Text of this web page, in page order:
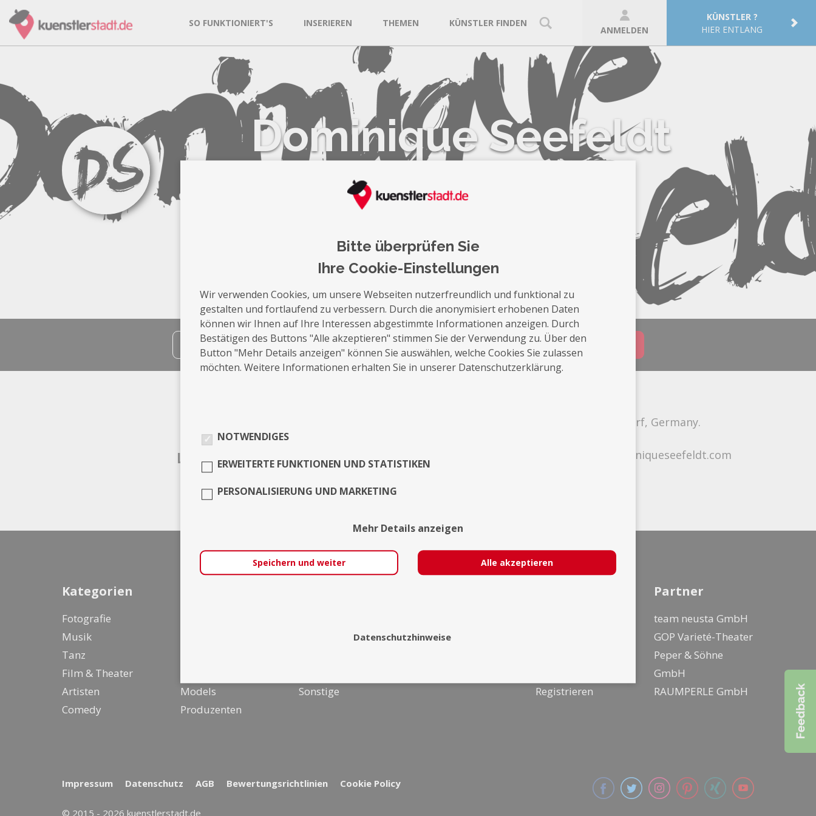
SO FUNKTIONIERT'S INSERIEREN THEMEN KÜNSTLER FINDEN
ANMELDEN
KÜNSTLER ?
HIER ENTLANG
Dominique Seefeldt
Photography
teilen auf die Merkliste Nachricht schreiben Buchungsanfrage
Leistungen
Fashion
Dominique Seefeldt People-Photographer based in Düsseldorf, Germany.
Booking & Collaboration: info@dominiqueseefeldt.com dominiqueseefeldt.com
Exposé
Kategorien
Fotografie
Musik
Tanz
Film & Theater
Artisten
Comedy
Models
Produzenten
Zeichenkunst
Sonstige
FAQ
Registrieren
Partner
team neusta GmbH
GOP Varieté-Theater
Peper & Söhne
GmbH
RAUMPERLE GmbH
Impressum Datenschutz AGB Bewertungsrichtlinien Cookie Policy
Bitte überprüfen Sie
Ihre Cookie-Einstellungen
Wir verwenden Cookies, um unsere Webseiten nutzerfreundlich und funktional zu
gestalten und fortlaufend zu verbessern. Durch die anonymisiert erhobenen Daten
können wir Ihnen auf Ihre Interessen abgestimmte Informationen anzeigen. Durch
Bestätigen des Buttons "Alle akzeptieren" stimmen Sie der Verwendung zu. Über den
Button "Mehr Details anzeigen" können Sie auswählen, welche Cookies Sie zulassen
möchten. Weitere Informationen erhalten Sie in unserer Datenschutzerklärung.
NOTWENDIGES
ERWEITERTE FUNKTIONEN UND STATISTIKEN
PERSONALISIERUNG UND MARKETING
Mehr Details anzeigen
Speichern und weiter Alle akzeptieren
Datenschutzhinweise
© 2015 - 2026 kuenstlerstadt.de